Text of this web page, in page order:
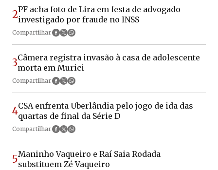
2PF acha foto de Lira em festa de advogado
investigado por fraude no INSS
Compartilhar
3Câmera registra invasão à casa de adolescente
morta em Murici
Compartilhar
4CSA enfrenta Uberlândia pelo jogo de ida das
quartas de final da Série D
Compartilhar
5Maninho Vaqueiro e Raí Saia Rodada
substituem Zé Vaqueiro